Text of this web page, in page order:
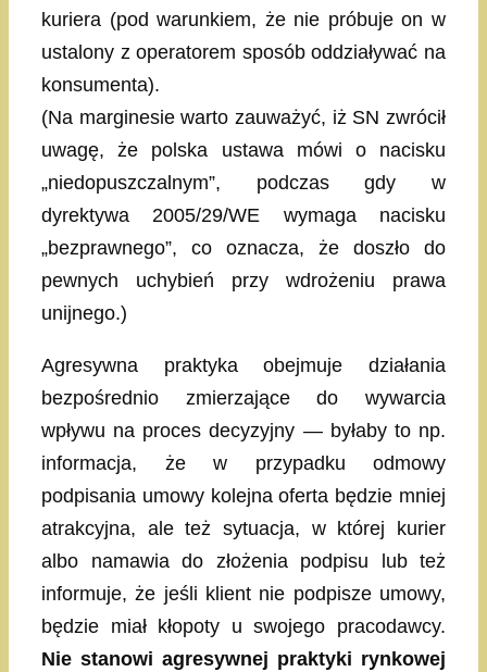
kuriera (pod warunkiem, że nie próbuje on w
ustalony z operatorem sposób oddziaływać na
konsumenta).
(Na marginesie warto zauważyć, iż SN zwrócił
uwagę, że polska ustawa mówi o nacisku
„niedopuszczalnym”, podczas gdy w
dyrektywa 2005/29/WE wymaga nacisku
„bezprawnego”, co oznacza, że doszło do
pewnych uchybień przy wdrożeniu prawa
unijnego.)
Agresywna praktyka obejmuje działania
bezpośrednio zmierzające do wywarcia
wpływu na proces decyzyjny — byłaby to np.
informacja, że w przypadku odmowy
podpisania umowy kolejna oferta będzie mniej
atrakcyjna, ale też sytuacja, w której kurier
albo namawia do złożenia podpisu lub też
informuje, że jeśli klient nie podpisze umowy,
będzie miał kłopoty u swojego pracodawcy.
Nie stanowi agresywnej praktyki rynkowej